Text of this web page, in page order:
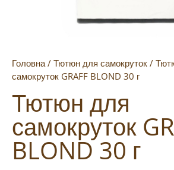
Головна / Тютюн для самокруток /
самокруток GRAFF BLOND 30 г
Тютюн для
самокруток
BLOND 30 г